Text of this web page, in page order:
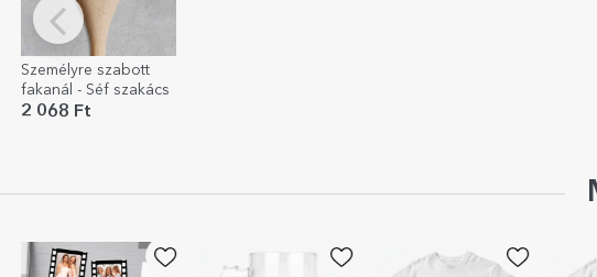
Személyre szabott
fakanál - Séf szakács
2 068 Ft